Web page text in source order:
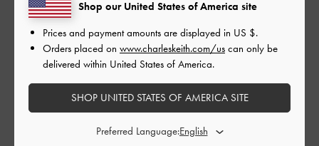
もっと見る
このレビューは役に立ちましたか？
Shop our United States of America site
Prices and payment amounts are displayed in US $.
Orders placed on www.charleskeith.com/us can only be
delivered within United States of America.
SHOP UNITED STATES OF AMERICA SITE
Preferred Language: